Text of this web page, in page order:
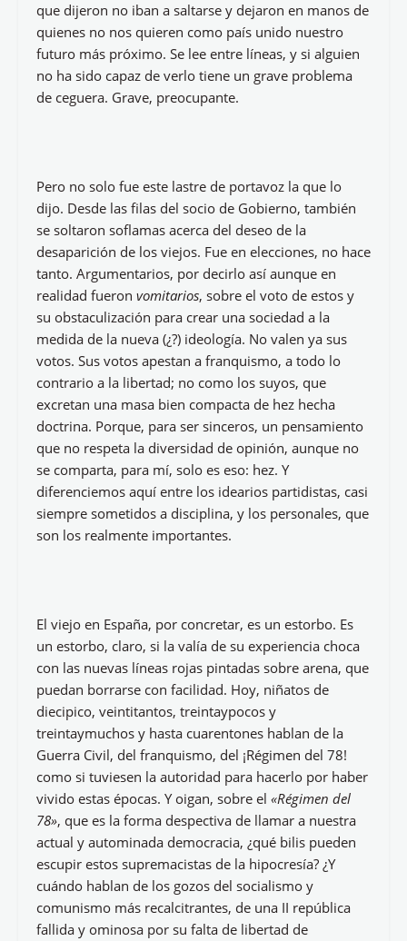
que dijeron no iban a saltarse y dejaron en manos de
quienes no nos quieren como país unido nuestro
futuro más próximo. Se lee entre líneas, y si alguien
no ha sido capaz de verlo tiene un grave problema
de ceguera. Grave, preocupante.
Pero no solo fue este lastre de portavoz la que lo
dijo. Desde las filas del socio de Gobierno, también
se soltaron soflamas acerca del deseo de la
desaparición de los viejos. Fue en elecciones, no hace
tanto. Argumentarios, por decirlo así aunque en
realidad fueron vomitarios, sobre el voto de estos y
su obstaculización para crear una sociedad a la
medida de la nueva (¿?) ideología. No valen ya sus
votos. Sus votos apestan a franquismo, a todo lo
contrario a la libertad; no como los suyos, que
excretan una masa bien compacta de hez hecha
doctrina. Porque, para ser sinceros, un pensamiento
que no respeta la diversidad de opinión, aunque no
se comparta, para mí, solo es eso: hez. Y
diferenciemos aquí entre los idearios partidistas, casi
siempre sometidos a disciplina, y los personales, que
son los realmente importantes.
El viejo en España, por concretar, es un estorbo. Es
un estorbo, claro, si la valía de su experiencia choca
con las nuevas líneas rojas pintadas sobre arena, que
puedan borrarse con facilidad. Hoy, niñatos de
diecipico, veintitantos, treintaypocos y
treintaymuchos y hasta cuarentones hablan de la
Guerra Civil, del franquismo, del ¡Régimen del 78!
como si tuviesen la autoridad para hacerlo por haber
vivido estas épocas. Y oigan, sobre el «Régimen del
78», que es la forma despectiva de llamar a nuestra
actual y autominada democracia, ¿qué bilis pueden
escupir estos supremacistas de la hipocresía? ¿Y
cuándo hablan de los gozos del socialismo y
comunismo más recalcitrantes, de una II república
fallida y ominosa por su falta de libertad de